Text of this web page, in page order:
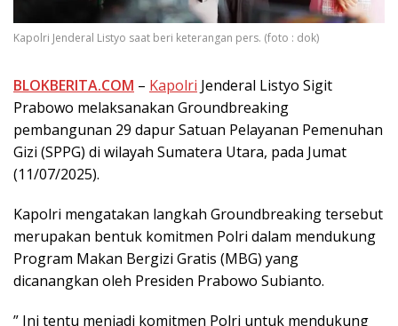
Kapolri Jenderal Listyo saat beri keterangan pers. (foto : dok)
BLOKBERITA.COM – Kapolri Jenderal Listyo Sigit
Prabowo melaksanakan Groundbreaking
pembangunan 29 dapur Satuan Pelayanan Pemenuhan
Gizi (SPPG) di wilayah Sumatera Utara, pada Jumat
(11/07/2025).
Kapolri mengatakan langkah Groundbreaking tersebut
merupakan bentuk komitmen Polri dalam mendukung
Program Makan Bergizi Gratis (MBG) yang
dicanangkan oleh Presiden Prabowo Subianto.
” Ini tentu menjadi komitmen Polri untuk mendukung